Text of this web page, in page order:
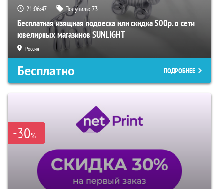
21:06:46 Получили:73
Бесплатная изящная подвеска или скидка 500р. в сети
ювелирных магазинов SUNLIGHT
Россия
Бесплатно ПОДРОБНЕЕ
-30%